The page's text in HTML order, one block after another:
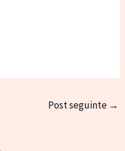
Post seguinte →